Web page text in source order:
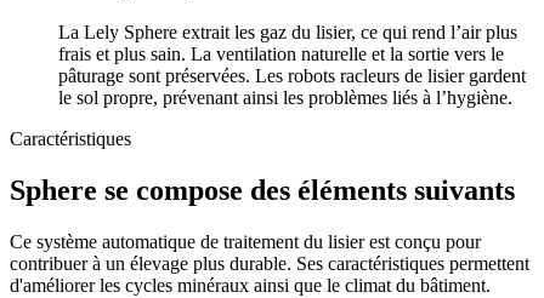
La Lely Sphere extrait les gaz du lisier, ce qui rend l’air plus
frais et plus sain. La ventilation naturelle et la sortie vers le
pâturage sont préservées. Les robots racleurs de lisier gardent
le sol propre, prévenant ainsi les problèmes liés à l’hygiène.
Caractéristiques
Sphere se compose des éléments suivants
Ce système automatique de traitement du lisier est conçu pour
contribuer à un élevage plus durable. Ses caractéristiques permettent
d'améliorer les cycles minéraux ainsi que le climat du bâtiment.